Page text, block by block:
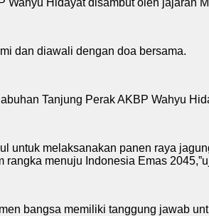
dan diawali dengan doa bersama.
Tanjung Perak AKBP Wahyu
untuk melaksanakan panen raya
menuju Indonesia Emas
bangsa memiliki tanggung jawab